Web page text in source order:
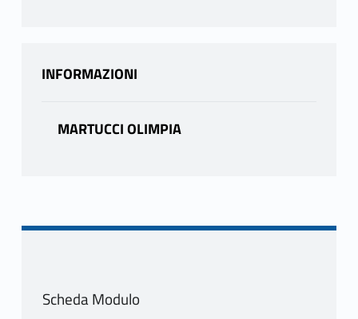
INFORMAZIONI
MARTUCCI OLIMPIA
Scheda Modulo